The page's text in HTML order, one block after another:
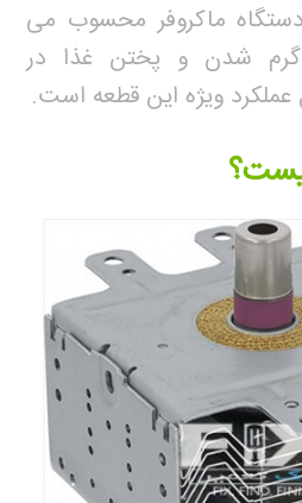
ماکروفر محسوب می
گرم شدن و پختن غذا در
عملکرد ویژه این قطعه است.